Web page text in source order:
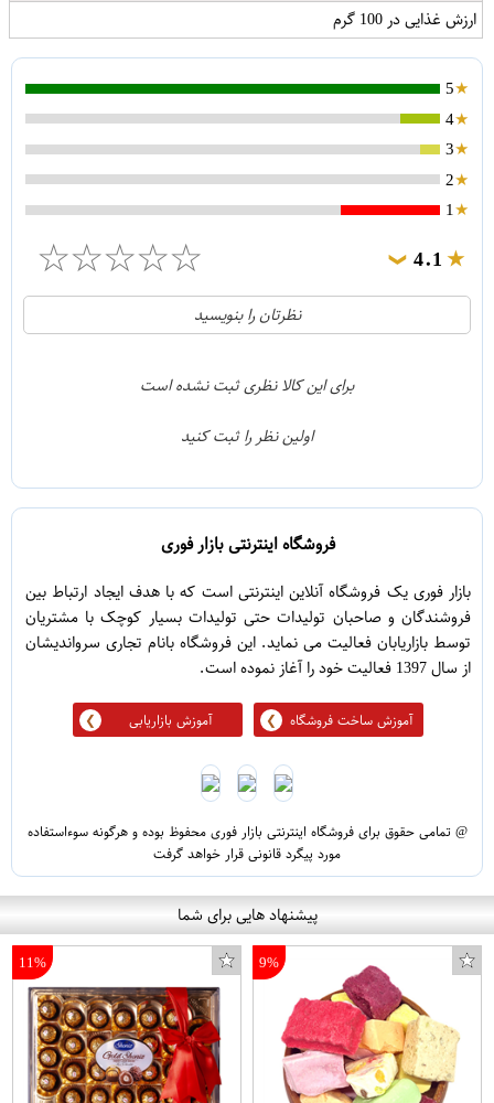
ارزش غذایی در 100 گرم
5
4
3
2
1
4.1
❯
☆
☆
☆
☆
☆
21
1
نظرتان را بنویسید
برای این کالا نظری ثبت نشده است
اولین نظر را ثبت کنید
فروشگاه اینترنتی بازار فوری
بازار فوری یک فروشگاه آنلاین اینترنتی است که با هدف ایجاد ارتباط بین
فروشندگان و صاحبان تولیدات حتی تولیدات بسیار کوچک با مشتریان
توسط بازاریابان فعالیت می نماید. این فروشگاه بانام تجاری سرواندیشان
از سال 1397 فعالیت خود را آغاز نموده است.
آموزش ساخت فروشگاه آموزش بازاریابی
@ تمامی حقوق برای فروشگاه اینترنتی بازار فوری محفوظ بوده و هرگونه سوءاستفاده
مورد پیگرد قانونی قرار خواهد گرفت
پیشنهاد هایی برای شما
9%
11%